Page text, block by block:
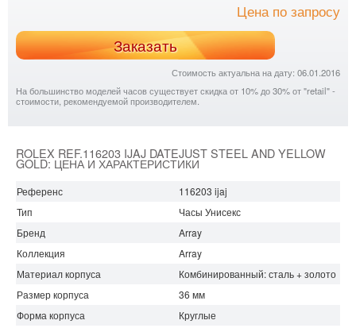
Цена по запросу
Заказать
Стоимость актуальна на дату: 06.01.2016
На большинство моделей часов существует скидка от 10% до 30% от "retail" -
стоимости, рекомендуемой производителем.
ROLEX REF.116203 IJAJ DATEJUST STEEL AND YELLOW
GOLD: ЦЕНА И ХАРАКТЕРИСТИКИ
Референс
116203 ijaj
Тип
Часы Унисекс
Бренд
Array
Коллекция
Array
Материал корпуса
Комбинированный: сталь + золото
Размер корпуса
36 мм
Форма корпуса
Круглые